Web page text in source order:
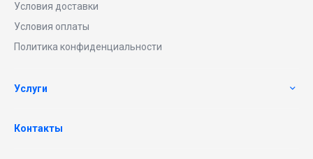
Условия доставки
Условия оплаты
Политика конфиденциальности
Услуги
Контакты